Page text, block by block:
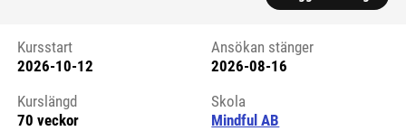
Kursstart 6221272
Kursstart
2026-10-12
Ansökan stänger
2026-08-16
Kurslängd
70 veckor
Skola
Mindful AB